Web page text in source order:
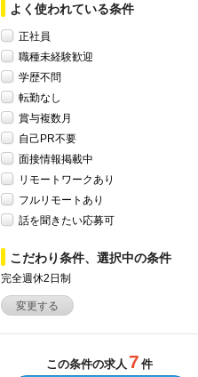
よく使われている条件
正社員
職種未経験歓迎
学歴不問
転勤なし
賞与複数月
自己PR不要
面接情報掲載中
リモートワークあり
フルリモートあり
話を聞きたい応募可
こだわり条件、選択中の条件
完全週休2日制
変更する
この条件の求人 7 件